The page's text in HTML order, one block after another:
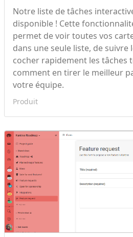
Notre liste de tâches
disponible ! Cette
permet de voir toutes vos
dans une seule liste, de suivre
cocher rapidement les tâches
comment en tirer le meilleur
votre équipe.
Produit